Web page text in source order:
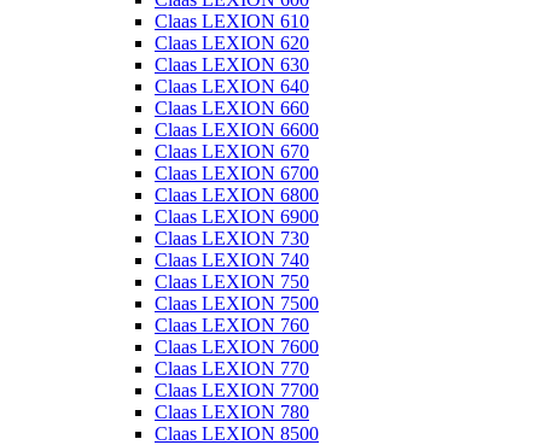
Claas LEXION 610
Claas LEXION 620
Claas LEXION 630
Claas LEXION 640
Claas LEXION 660
Claas LEXION 6600
Claas LEXION 670
Claas LEXION 6700
Claas LEXION 6800
Claas LEXION 6900
Claas LEXION 730
Claas LEXION 740
Claas LEXION 750
Claas LEXION 7500
Claas LEXION 760
Claas LEXION 7600
Claas LEXION 770
Claas LEXION 7700
Claas LEXION 780
Claas LEXION 8500